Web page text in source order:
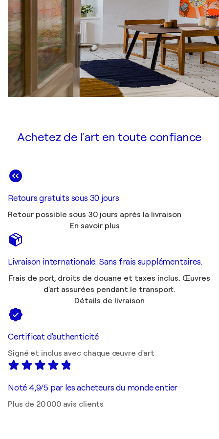
Achetez de l'art en toute confiance
Retours gratuits sous 30 jours
Retour possible sous 30 jours après la livraison
En savoir plus
Livraison internationale. Sans frais supplémentaires.
Frais de port, droits de douane et taxes inclus. Œuvres
d'art assurées pendant le transport.
Détails de livraison
Certificat d'authenticité
Signé et inclus avec chaque œuvre d'art
Noté 4,9/5 par les acheteurs du monde entier
Plus de 20 000 avis clients